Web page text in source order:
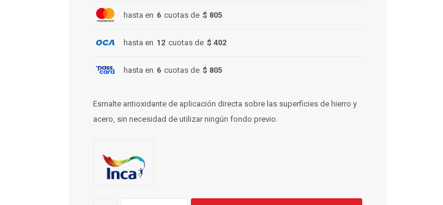
hasta en 6 cuotas de $ 805
hasta en 12 cuotas de $ 402
hasta en 6 cuotas de $ 805
Esmalte antioxidante de aplicación directa sobre las superficies de hierro y
acero, sin necesidad de utilizar ningún fondo previo.